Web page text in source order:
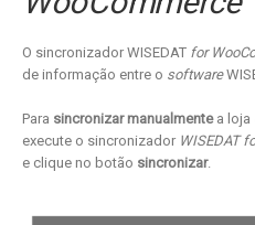
O sincronizador WISEDAT for
de informação entre o software
Para sincronizar manualmentea loja
execute o sincronizador WISEDAT
e clique no botão sincronizar.